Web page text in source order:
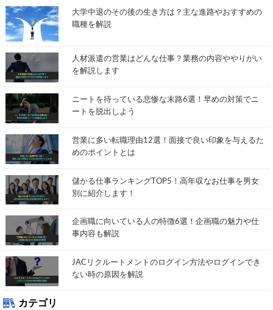
大学中退のその後の生き方は？主な進路やおすすめの
職種を解説
人材派遣の営業はどんな仕事？業務の内容ややりがい
を解説します
ニートを待っている悲惨な末路6選！早めの対策でニ
ートを脱出しよう
営業に多い転職理由12選！面接で良い印象を与えるた
めのポイントとは
儲かる仕事ランキングTOP5！高年収なお仕事を男女
別に紹介します！
企画職に向いている人の特徴6選！企画職の魅力や仕
事内容も解説
JACリクルートメントのログイン方法やログインでき
ない時の原因を解説
カテゴリ